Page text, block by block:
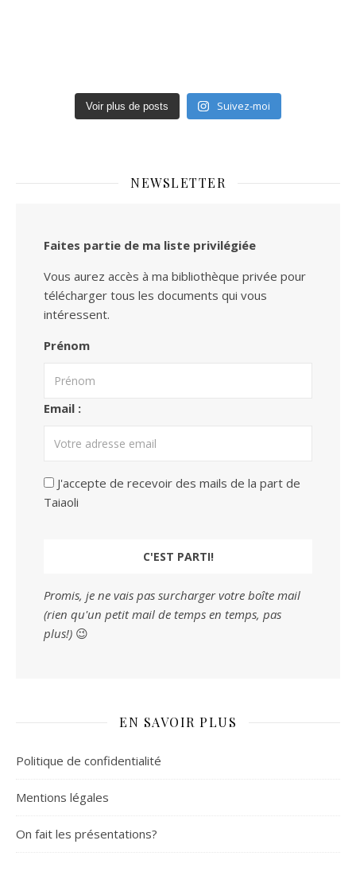
Voir plus de posts Suivez-moi
NEWSLETTER
Faites partie de ma liste privilégiée
Vous aurez accès à ma bibliothèque privée pour
télécharger tous les documents qui vous
intéressent.
Prénom
Email :
J'accepte de recevoir des mails de la part de
Taiaoli
Promis, je ne vais pas surcharger votre boîte mail
(rien qu'un petit mail de temps en temps, pas
plus!) 😉
EN SAVOIR PLUS
Politique de confidentialité
Mentions légales
On fait les présentations?